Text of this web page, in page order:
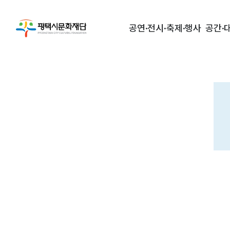
공연·전시·축제·행사 공간·